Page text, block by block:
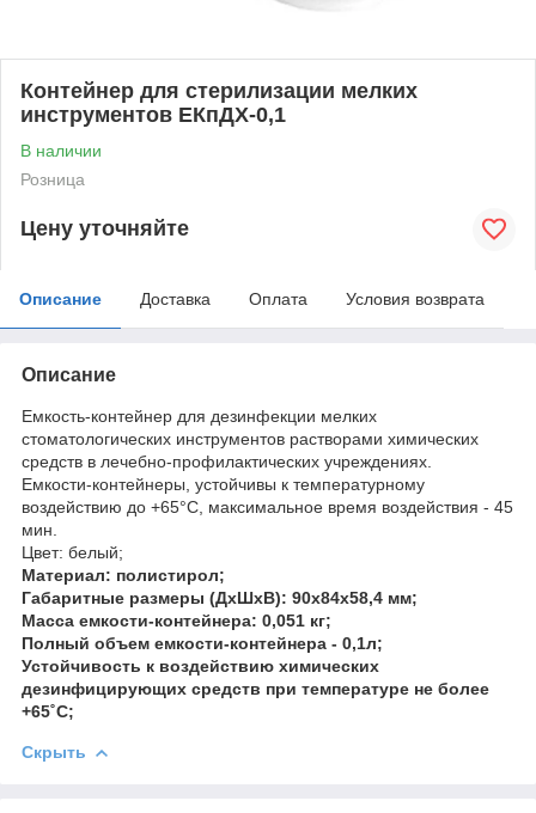
Контейнер для стерилизации мелких
инструментов ЕКпДХ-0,1
В наличии
Розница
Цену уточняйте
Описание Доставка Оплата Условия возврата
Описание
Емкость-контейнер для дезинфекции мелких
стоматологических инструментов растворами химических
средств в лечебно-профилактических учреждениях.
Емкости-контейнеры, устойчивы к температурному
воздействию до +65°С, максимальное время воздействия - 45
мин.
Цвет: белый;
Материал: полистирол;
Габаритные размеры (ДхШхВ): 90х84х58,4 мм;
Масса емкости-контейнера: 0,051 кг;
Полный объем емкости-контейнера - 0,1л;
Устойчивость к воздействию химических
дезинфицирующих средств при температуре не более
+65˚С;
Скрыть